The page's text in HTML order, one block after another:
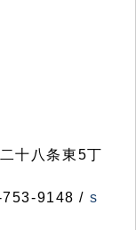
十八条東5丁
9148 / s